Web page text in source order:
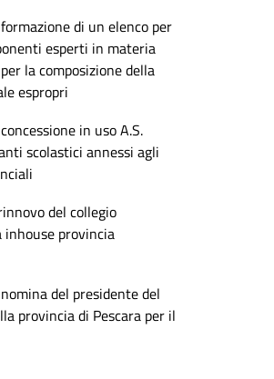
di un elenco per
esperti in materia
la composizione della
espropri
in uso A.S.
scolastici annessi agli
del collegio
inhouse provincia
del presidente del
provincia di Pescara per il